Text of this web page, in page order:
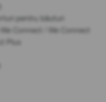
pentru băuturi
Connect / We Connect
Plus